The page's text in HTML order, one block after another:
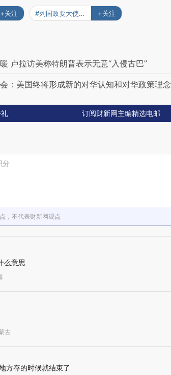
+关注 #列国政要大使观天下 +关注
卢拉访美称特朗普表示无意“入侵古巴”
：美国终将形成新的对华认知和对华政策理念
订阅财新网主编精选电邮
分
，不代表财新网观点
么意思
古
方存的时候就结束了